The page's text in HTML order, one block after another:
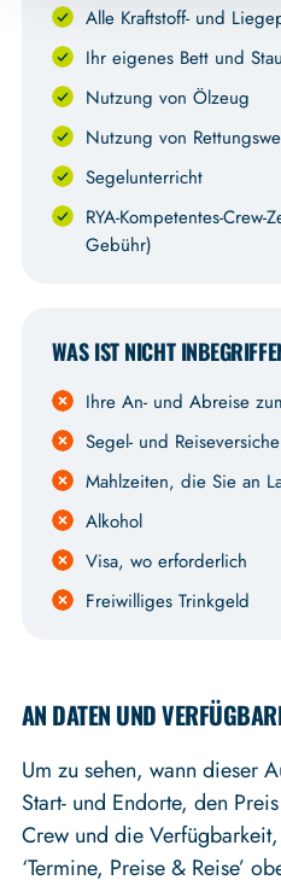
Alle Kraftstoff- und
Ihr eigenes Bett und
Nutzung von Ölzeug
Nutzung von
Segelunterricht
RYA-Kompetentes-
Gebühr)
WAS IST NICHT
Ihre An- und Abreise
Segel- und
Mahlzeiten, die Sie an
Alkohol
Visa, wo erforderlich
Freiwilliges Trinkgeld
AN DATEN UND
Um zu sehen, wann dieser
Start- und Endorte, den
Crew und die
‘Termine, Preise & Reise’